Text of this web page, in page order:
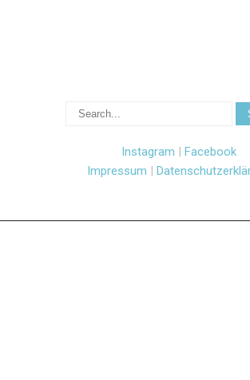
Instagram | Facebook
Impressum |